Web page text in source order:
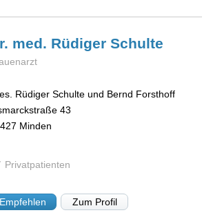
med. RüdigerSchulte
Rüdiger Schulte und Bernd Forsthoff
43
Minden
Privatpatienten
Empfehlen Zum Profil